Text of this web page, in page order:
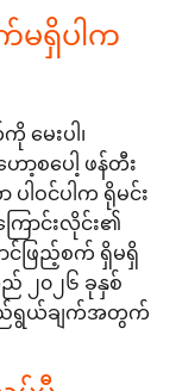
ရှိပါက
မေးပါ၊
ာ့စပေါ့ ဖန်တီး
ါဝင်ပါက ရိုမင်း
ောင်းလိုင်း၏
င်ဖြည့်စက် ရှိမရှိ
ည် ၂၀၂၆ ခုနှစ်
ည်ရွယ်ချက်အတွက်